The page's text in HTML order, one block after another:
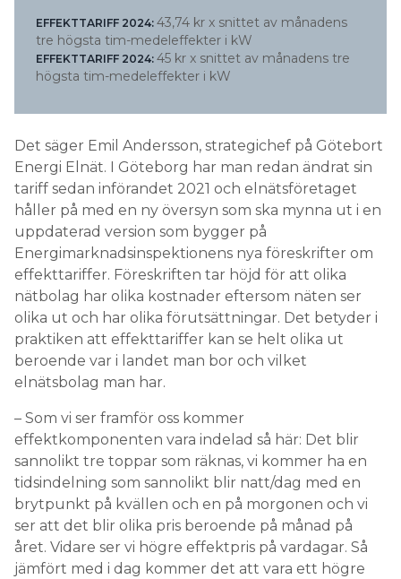
EFFEKTTARIFF 2024: 43,74 kr x snittet av månadens
tre högsta tim-medeleffekter i kW
EFFEKTTARIFF 2024: 45 kr x snittet av månadens tre
högsta tim-medeleffekter i kW
Det säger Emil Andersson, strategichef på Götebort
Energi Elnät. I Göteborg har man redan ändrat sin
tariff sedan införandet 2021 och elnätsföretaget
håller på med en ny översyn som ska mynna ut i en
uppdaterad version som bygger på
Energimarknadsinspektionens nya föreskrifter om
effekttariffer. Föreskriften tar höjd för att olika
nätbolag har olika kostnader eftersom näten ser
olika ut och har olika förutsättningar. Det betyder i
praktiken att effekttariffer kan se helt olika ut
beroende var i landet man bor och vilket
elnätsbolag man har.
– Som vi ser framför oss kommer
effektkomponenten vara indelad så här: Det blir
sannolikt tre toppar som räknas, vi kommer ha en
tidsindelning som sannolikt blir natt/dag med en
brytpunkt på kvällen och en på morgonen och vi
ser att det blir olika pris beroende på månad på
året. Vidare ser vi högre effektpris på vardagar. Så
jämfört med i dag kommer det att vara ett högre